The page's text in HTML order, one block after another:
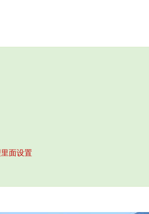
面设置